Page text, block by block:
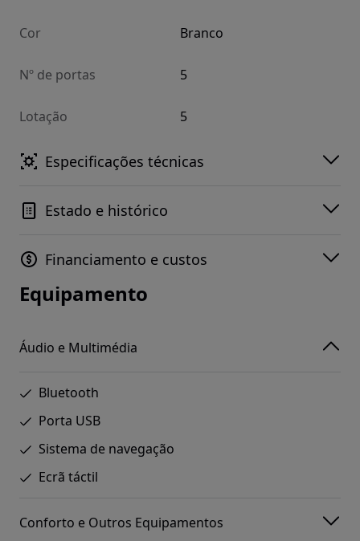
Cor Branco
Nº de portas 5
Lotação 5
Especificações técnicas
Estado e histórico
Financiamento e custos
Equipamento
Áudio e Multimédia
Bluetooth
Porta USB
Sistema de navegação
Ecrã táctil
Conforto e Outros Equipamentos